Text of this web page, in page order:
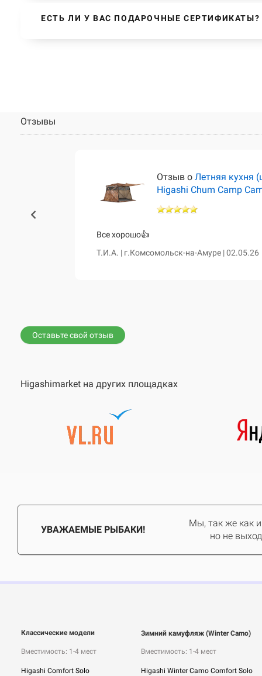
ЕСТЬ ЛИ У ВАС ПОДАРОЧНЫЕ СЕРТИФИКАТЫ?
Отзывы
Отзыв о Летняя кухня
Higashi Chum Camp
Все хорошо👍
Т.И.А. | г.Комсомольск-на-Амуре | 02.05.26
Оставьте свой отзыв
Higashimarket на других площадках
УВАЖАЕМЫЕ РЫБАКИ!
Мы, так же как
но не
Классические модели
Вместимость: 1-4 мест
Higashi Comfort Solo
Зимний камуфляж (Winter Camo)
Вместимость: 1-4 мест
Higashi Winter Camo Comfort Solo